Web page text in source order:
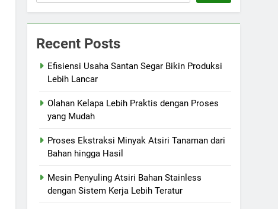
Recent Posts
Efisiensi Usaha Santan Segar Bikin Produksi
Lebih Lancar
Olahan Kelapa Lebih Praktis dengan Proses
yang Mudah
Proses Ekstraksi Minyak Atsiri Tanaman dari
Bahan hingga Hasil
Mesin Penyuling Atsiri Bahan Stainless
dengan Sistem Kerja Lebih Teratur